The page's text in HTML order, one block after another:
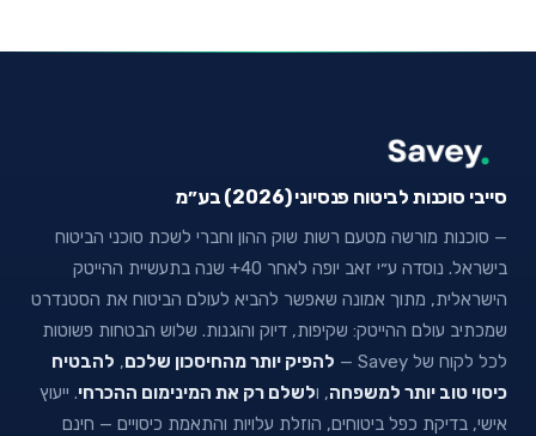
סייבי סוכנות לביטוח פנסיוני (2026) בע״מ
— סוכנות מורשה מטעם רשות שוק ההון וחברי לשכת סוכני הביטוח
בישראל. נוסדה ע״י זאב יופה לאחר 40+ שנה בתעשיית ההייטק
הישראלית, מתוך אמונה שאפשר להביא לעולם הביטוח את הסטנדרט
שמכתיב עולם ההייטק: שקיפות, דיוק והוגנות. שלוש הבטחות פשוטות
לכל לקוח של Savey —
להפיק יותר מהחיסכון שלכם, להבטיח
כיסוי טוב יותר למשפחה, ולשלם רק את המינימום ההכרחי. ייעוץ
אישי, בדיקת כפל ביטוחים, הוזלת עלויות והתאמת כיסויים — חינם